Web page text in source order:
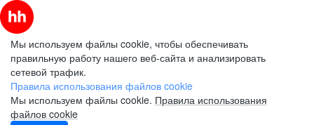
Мы используем файлы cookie, чтобы обеспечивать
правильную работу нашего веб-сайта и анализировать
сетевой трафик.
Правила использования файлов cookie
Мы используем файлы cookie. Правила использования
файлов cookie